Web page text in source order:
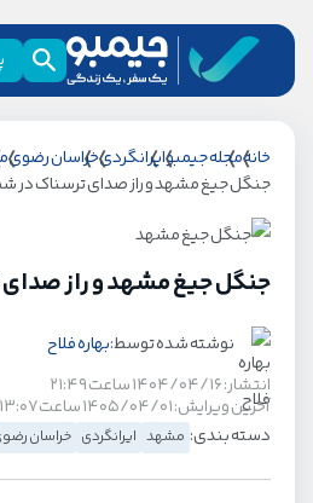
خانهمجله جیمبوایرانگردیخراسان رضوی
جنگل جیغ مشهد و راز صدای ترسناک در
جنگل جیغ مشهد و راز
نوشته شده توسط:بهاره فلاح
انتشار: ۱۴۰۴/۰۴/۱۶ ساعت ۲۱:۴۹
آخرین ویرایش: ۱۴۰۵/۰۴/۰۱ ساعت ۱۳:۰۷
دسته بندی: مشهد ایرانگردی خراسان